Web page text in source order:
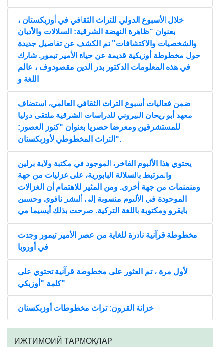
خلال الأسبوع الدولي للتراث الثقافي في أوزبكستان ،
بعنوان "ظاهرة النهضة الشرقية: السلالات والأديان
والشخصيات والاكتشافات" تم الكشف عن تفاصيل جديدة
حول مخطوطة أوزبكية قديمة عن حياة الأمير تيمور. شارك
في هذه المعلومات الدكتور بدر الدين مقصودوف ، عالم
اللغة و
ضمن فعاليات أسبوع التراث الثقافي العالمي، استضاف
معهد أبو ريحان البيروني للدراسات الشرقية ملتقى دوليا
للمستشرقين ومعرضا حصريا بعنوان "كنوز العصور:
التراث المخطوطي لأوزبكستان".
يحتوي هذا الألبوم الفاخر، الموجود في مكتبة ولاية برلين
والمرتبط بالسلالة البابورية، على غزليات من جهة
ومنمنمات من جهة أخرى. ومن المثير للاهتمام أن الغزالات
الموجودة في الألبوم منسوبة إلى أليشر نافوي وحسين
بايقرو ومكتوبة باللغة التركية. صرحت بذلك أيسيما مي
مخطوطة قرآنية نادرة للغاية من عصر الأمير تيمور وجدت
في أوروبا
لأول مرة ، تم العثور على مخطوطة قرآنية تحتوي على
كلمة "أوزبكي"
خزانة القرون: تراث مخطوطات أوزبكستان
ИЖТИМОИЙ ТАРМОҚЛАР